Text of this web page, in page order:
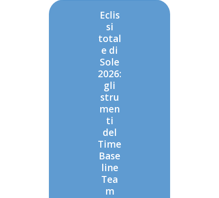
Eclis
si
total
e di
Sole
2026:
gli
stru
men
ti
del
Time
Base
line
Tea
m